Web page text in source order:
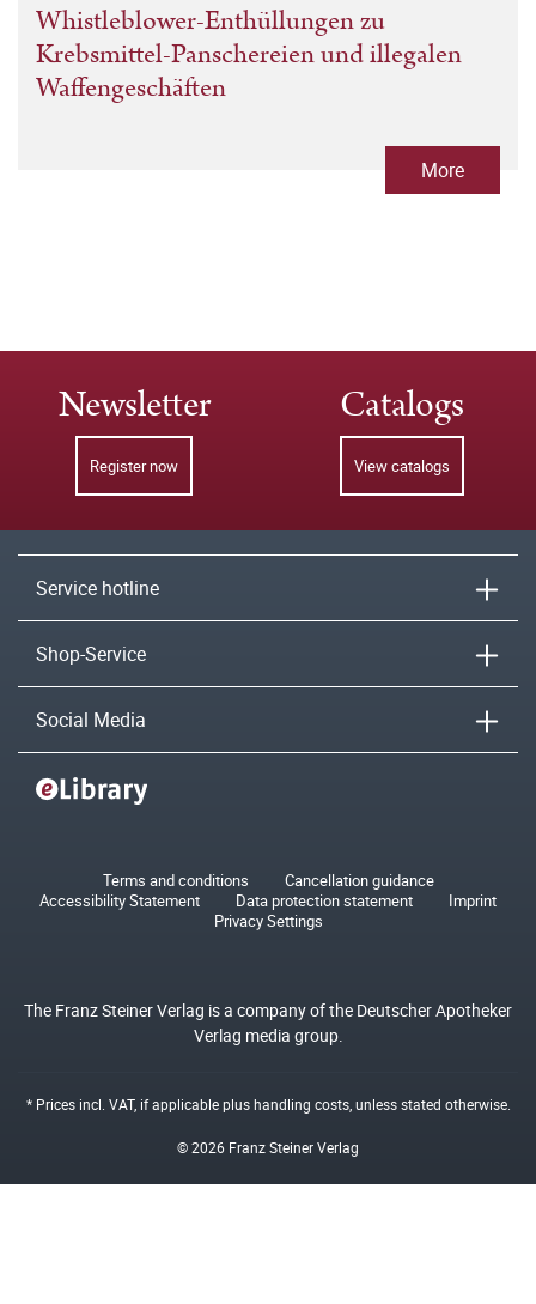
Whistleblower-Enthüllungen zu
Krebsmittel-Panschereien und illegalen
Waffengeschäften
More
Newsletter
Register now
Catalogs
View catalogs
Service hotline
Shop-Service
Social Media
Terms and conditions
Cancellation guidance
Accessibility Statement
Data protection statement
Imprint
Privacy Settings
The Franz Steiner Verlag is a company of the Deutscher Apotheker
Verlag media group.
* Prices incl. VAT, if applicable plushandling costs, unless stated otherwise.
© 2026 Franz Steiner Verlag